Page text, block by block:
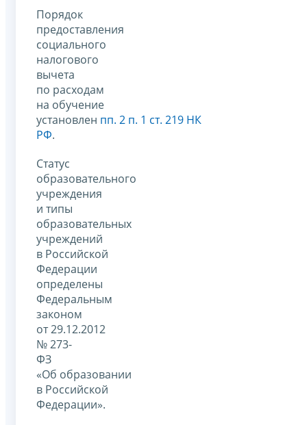
Порядок
предоставления
социального
налогового
вычета
по расходам
на обучение
установлен пп. 2 п. 1 ст. 219 НК
РФ.
Статус
образовательного
учреждения
и типы
образовательных
учреждений
в Российской
Федерации
определены
Федеральным
законом
от 29.12.2012
№ 273-
ФЗ
«Об образовании
в Российской
Федерации».